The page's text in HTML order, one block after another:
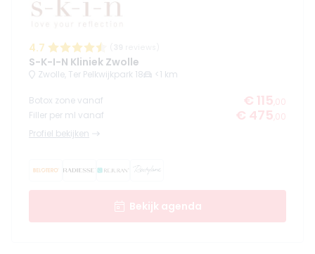
4.7
S-K-I-N Kliniek Zwolle
Zwolle, Ter Pelkwijkpark 18 <1 km
Botox zone vanaf € 115 ,00
Filler per ml vanaf
€ 475 ,00
Profiel bekijken
Bekijk agenda